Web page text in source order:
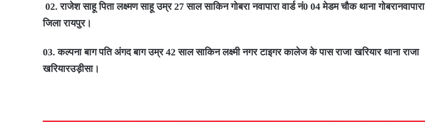
02. राजेश साहू पिता लक्ष्मण साहू उम्र 27 साल साकिन गोबरा नवापारा वार्ड नं0 04 मेडम चौक थाना गोबरानवापारा
जिला रायपुर।
03. कल्पना बाग पति अंगद बाग उम्र 42 साल साकिन लक्ष्मी नगर टाइगर कालेज के पास राजा खरियार थाना राजा
खरियारउड़ीसा।